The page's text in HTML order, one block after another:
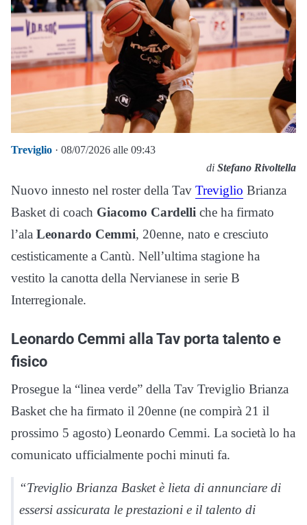
Treviglio · 08/07/2026 alle 09:43
di Stefano Rivoltella
Nuovo innesto nel roster della Tav Treviglio Brianza
Basket di coach Giacomo Cardelli che ha firmato
l’ala Leonardo Cemmi, 20enne, nato e cresciuto
cestisticamente a Cantù. Nell’ultima stagione ha
vestito la canotta della Nervianese in serie B
Interregionale.
Leonardo Cemmi alla Tav porta talento e
fisico
Prosegue la “linea verde” della Tav Treviglio Brianza
Basket che ha firmato il 20enne (ne compirà 21 il
prossimo 5 agosto) Leonardo Cemmi. La società lo ha
comunicato ufficialmente pochi minuti fa.
“Treviglio Brianza Basket è lieta di annunciare di
essersi assicurata le prestazioni e il talento di